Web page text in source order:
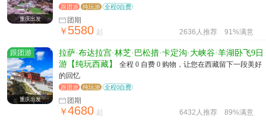
重庆出发
跟团游 纯玩游 全程0自费
团期
￥5580 起 2636人推荐 91%满意
跟团游
重庆出发
拉萨·布达拉宫·林芝·巴松措·卡定沟·大峡谷·羊湖卧飞9日
游【纯玩西藏】
全程 0 自费 0 购物，让您在西藏留下一段美好
的回忆
跟团游 纯玩游 全程0自费
团期
￥4680 起 6432人推荐 89%满意